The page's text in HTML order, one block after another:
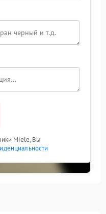
Miele, Вы